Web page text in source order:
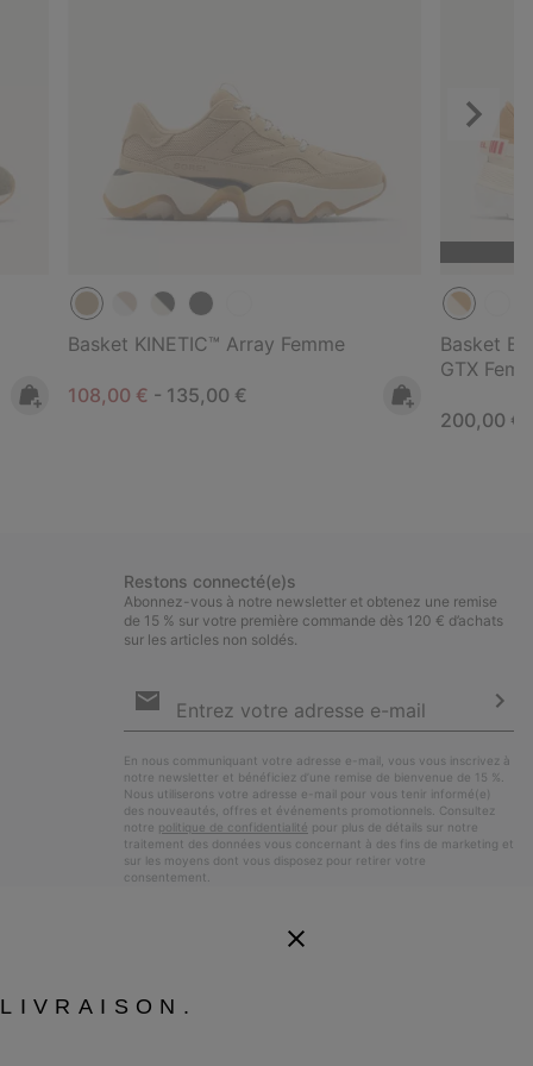
Basket KINETIC™ Array Femme
Minimum sale price:
108,00 € - Maximum price:
135,00 €
Basket
GTX
Regular
200,00 €
Suivant
Restons connecté(e)s
Abonnez-vous à notre newsletter et obtenez une remise
de 15 % sur votre première commande dès 120 € d’achats
sur les articles non soldés.
par
En nous communiquant votre adresse e-mail, vous vous inscrivez à
notre newsletter et bénéficiez d’une remise de bienvenue de 15 %.
Nous utiliserons votre adresse e-mail pour vous tenir informé(e)
des nouveautés, offres et événements promotionnels. Consultez
notre politique de confidentialité pour plus de détails sur notre
traitement des données vous concernant à des fins de marketing et
sur les moyens dont vous disposez pour retirer votre
consentement.